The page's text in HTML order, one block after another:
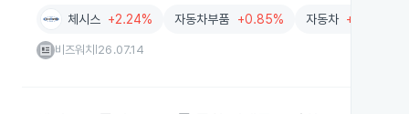
체시스 +2.24% 자동차부품 +0.85% 자동차 +0.28%
비즈워치 26.07.14